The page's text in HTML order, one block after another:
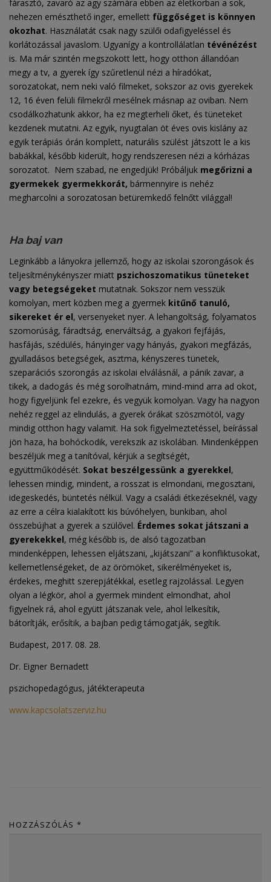
fárasztó, zavaró az agy számára ebben az életkorban a sok,
nehezen emészthető inger, emellett függőséget is könnyen
okozhat. Használatát csak nagy szülői odafigyeléssel és
korlátozással javaslom. Ugyanígy a kontrollálatlan tévénézést
is. Ma már szintén megszokott lett, hogy otthon állandóan
megy a tv, a gyerek így szűretlenül nézi a híradókat,
sorozatokat, nem neki való filmeket, sokszor az ovis gyerekek
12, 16 éven felüli filmekről mesélnek másnap az oviban. Nem
csodálkozhatunk akkor, ha ez megterheli őket, és tüneteket
kezdenek mutatni. Az egyik, nyugtalan öt éves ovis kislány az
egyik terápiás órán komplett, naturális szülést játszott le a kis
babákkal, később kiderült, hogy rendszeresen nézi a kórházas
sorozatot. Nem szabad, ne engedjük! Próbáljuk megőrizni a
gyermekek gyermekkorát, bármennyire is nehéz
megharcolni a sorozatosan betüremkedő felnőtt világgal!
Ha baj van
Leginkább a lányokra jellemző, hogy az iskolai szorongások és
teljesítménykényszer miatt pszichoszomatikus tüneteket
vagy betegségeket mutatnak. Sokszor nem vesszük
komolyan, mert közben meg a gyermek kitűnő tanuló,
sikereket ér el, versenyeket nyer. A lehangoltság, folyamatos
szomorúság, fáradtság, enerváltság, a gyakori fejfájás,
hasfájás, szédülés, hányinger vagy hányás, gyakori megfázás,
gyulladásos betegségek, asztma, kényszeres tünetek,
szeparációs szorongás az iskolai elválásnál, a pánik zavar, a
tikek, a dadogás és még sorolhatnám, mind-mind arra ad okot,
hogy figyeljünk fel ezekre, és vegyük komolyan. Vagy ha nagyon
nehéz reggel az elindulás, a gyerek órákat szöszmötöl, vagy
mindig otthon hagy valamit. Ha sok figyelmeztetéssel, beírással
jön haza, ha bohóckodik, verekszik az iskolában. Mindenképpen
beszéljük meg a tanítóval, kérjük a segítségét,
együttműködését. Sokat beszélgessünk a gyerekkel,
lehessen mindig, mindent, a rosszat is elmondani, megosztani,
idegeskedés, büntetés nélkül. Vagy a családi étkezéseknél, vagy
az erre a célra kialakított kis búvóhelyen, bunkiban, ahol
összebújhat a gyerek a szülővel. Érdemes sokat játszani a
gyerekekkel, még később is, de alsó tagozatban
mindenképpen, lehessen eljátszani, „kijátszani” a konfliktusokat,
kellemetlenségeket, de az örömöket, sikerélményeket is,
érdekes, meghitt szerepjátékkal, esetleg rajzolással. Legyen
olyan a légkör, ahol a gyermek mindent elmondhat, ahol
figyelnek rá, ahol együtt játszanak vele, ahol lelkesítik,
bátorítják, erősítik, a bajban pedig támogatják, segítik.
Budapest, 2017. 08. 28.
Dr. Eigner Bernadett
pszichopedagógus, játékterapeuta
www.kapcsolatszerviz.hu
HOZZÁSZÓLÁS *